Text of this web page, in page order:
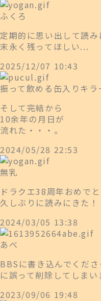
ふくろ
定期的に思い出して読み
末永く残ってほしい...
2025/12/07 10:43
振って飲める缶入りキラ
そして完結から
10余年の月日が
流れた・・・。
2024/05/28 22:53
無乳
ドラクエ38周年おめでと
久しぶりに読みにきた！
2024/03/05 13:38
あべ
BBSに書き込んでくだ
に誤って削除してしまい
2023/09/06 19:48